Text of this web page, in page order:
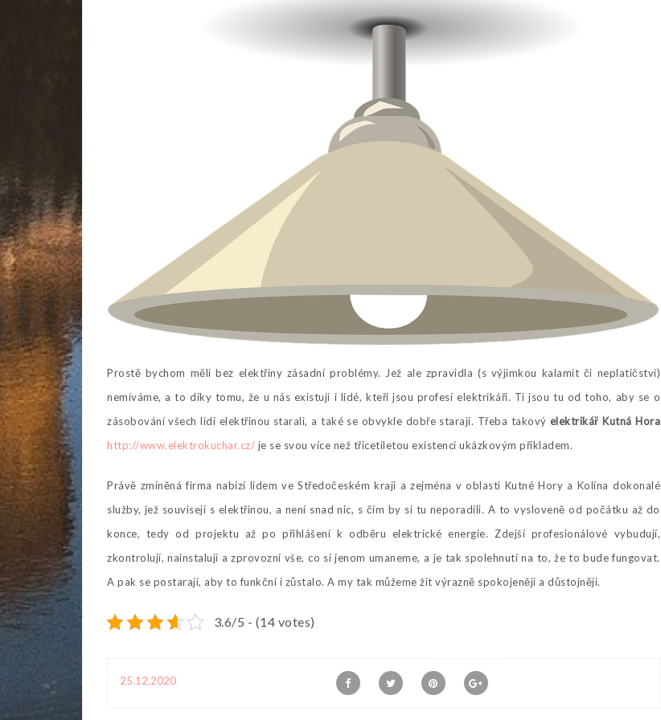
Prostě bychom měli bez elektřiny zásadní problémy. Jež ale zpravidla (s výjimkou kalamit či neplatičství)
nemíváme, a to díky tomu, že u nás existují i lidé, kteří jsou profesí elektrikáři. Ti jsou tu od toho, aby se o
zásobování všech lidí elektřinou starali, a také se obvykle dobře starají. Třeba takový elektrikář Kutná Hora
http://www.elektrokuchar.cz/ je se svou více než třicetiletou existencí ukázkovým příkladem.
Právě zmíněná firma nabízí lidem ve Středočeském kraji a zejména v oblasti Kutné Hory a Kolína dokonalé
služby, jež souvisejí s elektřinou, a není snad nic, s čím by si tu neporadili. A to vysloveně od počátku až do
konce, tedy od projektu až po přihlášení k odběru elektrické energie. Zdejší profesionálové vybudují,
zkontrolují, nainstalují a zprovozní vše, co si jenom umaneme, a je tak spolehnutí na to, že to bude fungovat.
A pak se postarají, aby to funkční i zůstalo. A my tak můžeme žít výrazně spokojeněji a důstojněji.
3.6/5 - (14 votes)
25.12.2020